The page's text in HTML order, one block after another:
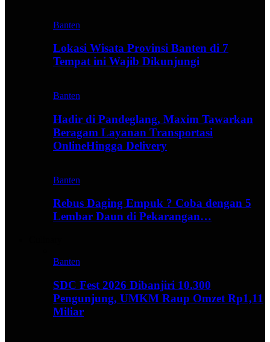
Banten
Lokasi Wisata Provinsi Banten di 7
Tempat ini Wajib Dikunjungi
Banten
Hadir di Pandeglang, Maxim Tawarkan
Beragam Layanan Transportasi
OnlineHingga Delivery
Banten
Rebus Daging Empuk ? Coba dengan 5
Lembar Daun di Pekarangan…
Banten
SDC Fest 2026 Dibanjiri 10.300
Pengunjung, UMKM Raup Omzet Rp1,11
Miliar